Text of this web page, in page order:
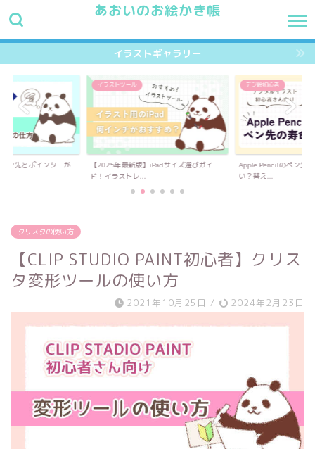
あおいのお絵かき帳
HOME イラス
イラストギャラリー
サイズ選びガイ
デジ絵初心者
Apple Pencilのペン先、寿命はどれくら
い？替え...
イラストツール
iPadでお絵描きするな
イス。「必須な...
クリスタの使い方
【CLIP STUDIO PAINT初心者】クリス
タ変形ツールの使い方
2021年10月25日 / 2024年2月23日